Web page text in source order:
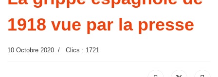
1918 vue par la presse
10 Octobre 2020 Clics : 1721